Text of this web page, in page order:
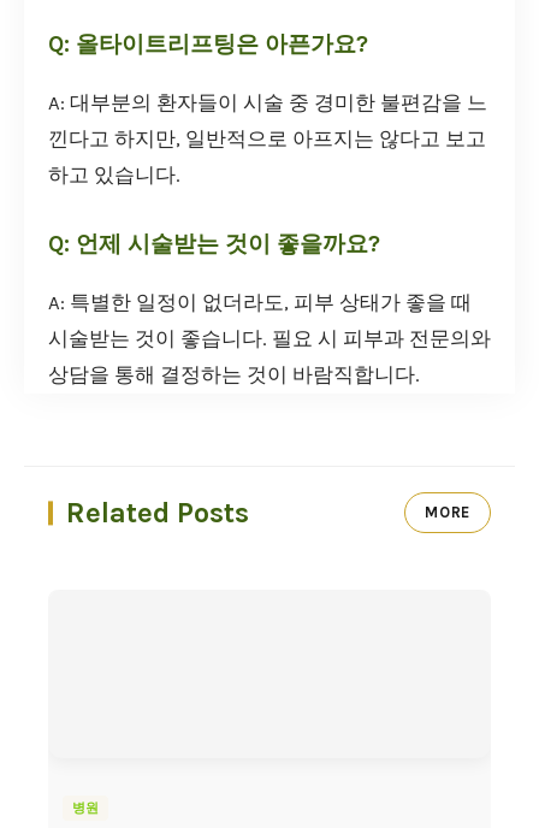
Q: 올타이트리프팅은 아픈가요?
A: 대부분의 환자들이 시술 중 경미한 불편감을 느
낀다고 하지만, 일반적으로 아프지는 않다고 보고
하고 있습니다.
Q: 언제 시술받는 것이 좋을까요?
A: 특별한 일정이 없더라도, 피부 상태가 좋을 때
시술받는 것이 좋습니다. 필요 시 피부과 전문의와
상담을 통해 결정하는 것이 바람직합니다.
Related Posts MORE
병원